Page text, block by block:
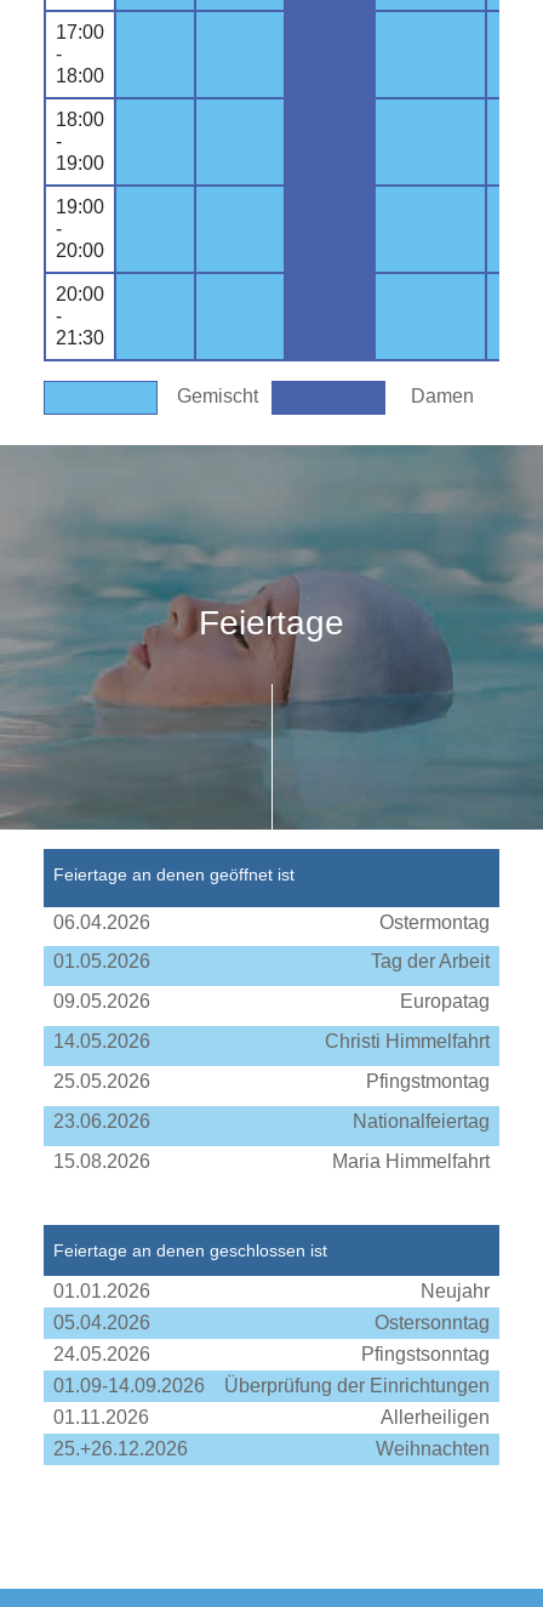
17:00
-
18:00
18:00
-
19:00
19:00
-
20:00
20:00
-
21:30
Gemischt Damen
Feiertage
Feiertage an denen geöffnet ist
06.04.2026
Ostermontag
01.05.2026
Tag der Arbeit
09.05.2026
Europatag
14.05.2026
Christi Himmelfahrt
25.05.2026
Pfingstmontag
23.06.2026
Nationalfeiertag
15.08.2026
Maria Himmelfahrt
Feiertage an denen geschlossen ist
01.01.2026
Neujahr
05.04.2026
Ostersonntag
24.05.2026
Pfingstsonntag
01.09-14.09.2026
Überprüfung der Einrichtungen
01.11.2026
Allerheiligen
25.+26.12.2026
Weihnachten